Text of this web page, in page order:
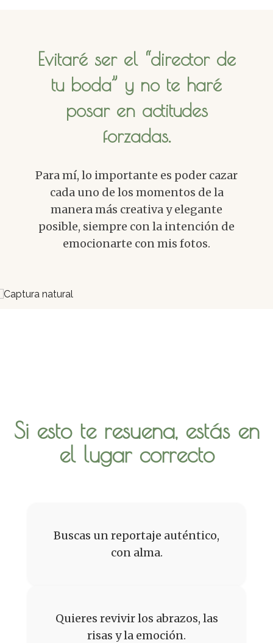
Evitaré ser el “director de
tu boda” y no te haré
posar en actitudes
forzadas.
Para mí, lo importante es poder cazar
cada uno de los momentos de la
manera más creativa y elegante
posible, siempre con la intención de
emocionarte con mis fotos.
Si esto te resuena, estás en
el lugar correcto
Buscas un reportaje auténtico,
con alma.
Quieres revivir los abrazos, las
risas y la emoción.